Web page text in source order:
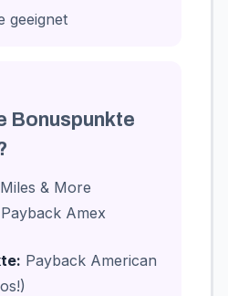
geeignet
Bonuspunkte
Miles & More
Amex
Payback American